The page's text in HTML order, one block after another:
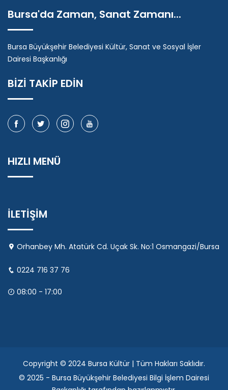
Bursa'da Zaman, Sanat Zamanı...
Bursa Büyükşehir Belediyesi Kültür, Sanat ve Sosyal İşler
Dairesi Başkanlığı
BİZİ TAKİP EDİN
HIZLI MENÜ
İLETİŞİM
Orhanbey Mh. Atatürk Cd. Uçak Sk. No:1 Osmangazi/Bursa
0224 716 37 76
08:00 - 17:00
Copyright © 2024 Bursa Kültür | Tüm Hakları Saklıdır.
© 2025 - Bursa Büyükşehir Belediyesi Bilgi İşlem Dairesi